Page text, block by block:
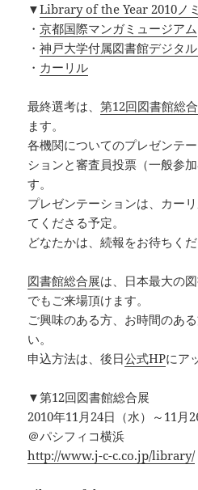
▼Library of the Year 2010ノ
・京都国際マンガミュージアム
・神戸大学付属図書館デジタ
・ カーリル
最終選考は、第12回図書館総
ます。
各機関についてのプレゼンテ
ションと審査員投票（一般参
す。
プレゼンテーションは、カー
てくださる予定。
どなたかは、続報をお待ちく
図書館総合展は、日本最大の
でもご来場頂けます。
ご興味のある方、お時間のあ
い。
申込方法は、後日公式HPにア
▼第12回図書館総合展
2010年11月24日（水）～11月
＠パシフィコ横浜
http://www.j-c-c.co.jp/library/